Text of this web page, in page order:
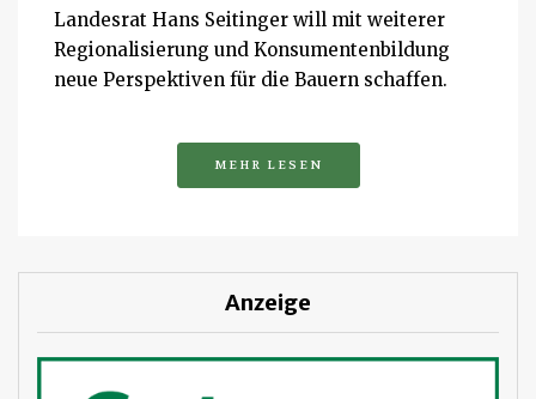
Landesrat Hans Seitinger will mit weiterer
Regionalisierung und Konsumentenbildung
neue Perspektiven für die Bauern schaffen.
MEHR LESEN
Anzeige